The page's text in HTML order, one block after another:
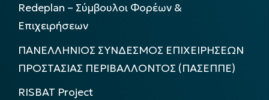
Redeplan – Σύμβουλοι Φορέων &
Επιχειρήσεων
ΠΑΝΕΛΛΗΝΙΟΣ ΣΥΝΔΕΣΜΟΣ ΕΠΙΧΕΙΡΗΣΕΩΝ
ΠΡΟΣΤΑΣΙΑΣ ΠΕΡΙΒΑΛΛΟΝΤΟΣ (ΠΑΣΕΠΠΕ)
RISBAT Project